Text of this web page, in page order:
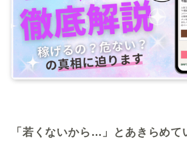
「若くないから…」とあきらめて